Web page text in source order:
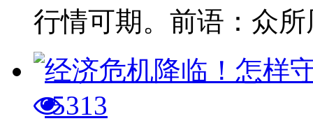
行情可期。前语：众所
5313